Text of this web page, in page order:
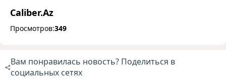
Caliber.Az
Просмотров:349
Вам понравилась новость? Поделиться в
социальных сетях